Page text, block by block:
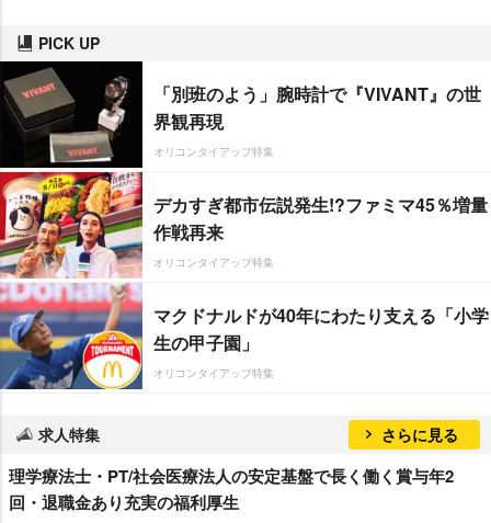
PICK UP
「別班のよう」腕時計で『VIVANT』の世
界観再現
オリコンタイアップ特集
デカすぎ都市伝説発生!?ファミマ45％増量
作戦再来
オリコンタイアップ特集
マクドナルドが40年にわたり支える「小学
生の甲子園」
オリコンタイアップ特集
求人特集 さらに見る
理学療法士・PT/社会医療法人の安定基盤で長く働く賞与年2
回・退職金あり充実の福利厚生